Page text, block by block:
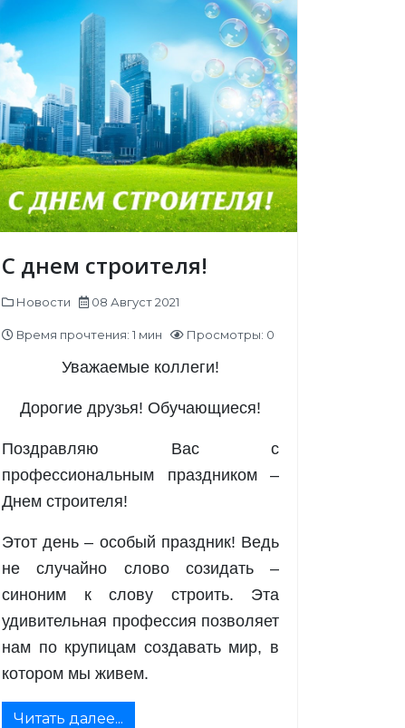
С днем строителя!
Новости 08 Август 2021
Время прочтения: 1 мин Просмотры: 0
Уважаемые коллеги!
Дорогие друзья! Обучающиеся!
Поздравляю Вас с
профессиональным праздником –
Днем строителя!
Этот день – особый праздник! Ведь
не случайно слово созидать –
синоним к слову строить. Эта
удивительная профессия позволяет
нам по крупицам создавать мир, в
котором мы живем.
Читать далее...